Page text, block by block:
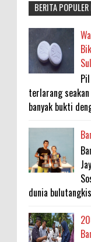
BERITA
terlarang
banyak bukti
dunia